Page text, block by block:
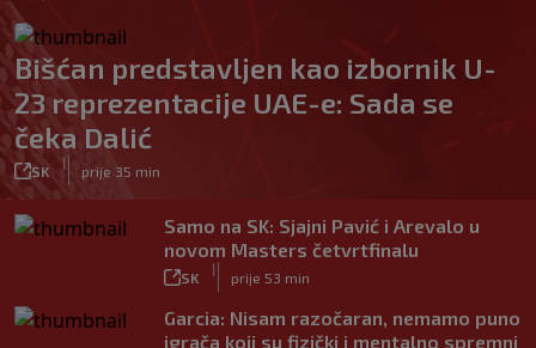
Bišćan predstavljen kao izbornik U-
23 reprezentacije UAE-e: Sada se
čeka Dalić
SK
|
prije 35 min
Samo na SK: Sjajni Pavić i Arevalo u
novom Masters četvrtfinalu
SK
|
prije 53 min
Garcia: Nisam razočaran, nemamo puno
igrača koji su fizički i mentalno spremni